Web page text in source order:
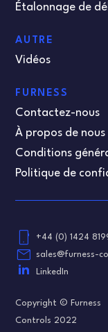
Étalonnage de
AUTRE
Vidéos
FURNESS
Contactez-nous
À propos de nous
Conditions
Politique de
phone_android +44 (0) 1424
email
sales@furness-
LinkedIn
Copyright © Furness
Controls 2022